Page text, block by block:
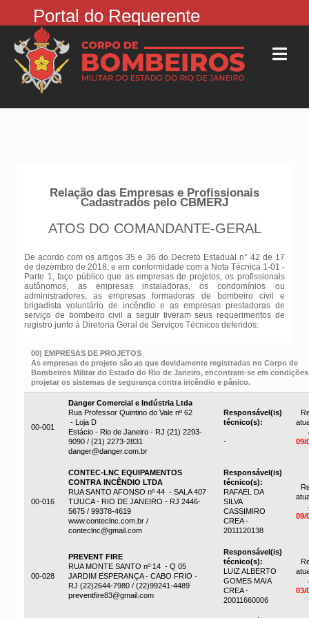
Portal do Requerente
Relação das Empresas e Profissionais
Cadastrados pelo CBMERJ
ATOS DO COMANDANTE-GERAL
De acordo com os artigos 35 e 36 do Decreto Estadual n° 42 de 17
de dezembro de 2018, e em conformidade com a Nota Técnica 1-01 -
Parte 1, faço público que as empresas de projetos, os profissionais
autônomos, as empresas instaladoras, os condomínios ou
administradores, as empresas formadoras de bombeiro civil e
brigadista voluntário de incêndio e as empresas prestadoras de
serviço de bombeiro civil a seguir tiveram seus requerimentos de
registro junto à Diretoria Geral de Serviços Técnicos deferidos:
00) EMPRESAS DE PROJETOS
As empresas de projeto são as que devidamente registradas no Corpo de
Bombeiros Militar do Estado do Rio de Janeiro, encontram-se em
projetar os sistemas de segurança contra incêndio e pânico.
00-001
Danger Comercial e Indústria Ltda
Rua Professor Quintino do Vale nº 62
- Loja D
Estácio - Rio de Janeiro - RJ (21) 2293-
9090 / (21) 2273-2831
danger@danger.com.br
Responsável(is)
técnico(s):
-
09/
00-016
CONTEC-LNC EQUIPAMENTOS
CONTRA INCÊNDIO LTDA
RUA SANTO AFONSO nº 44 - SALA 407
TIJUCA - RIO DE JANEIRO - RJ 2446-
5675 / 99378-4619
www.conteclnc.com.br /
conteclnc@gmail.com
Responsável(is)
técnico(s):
RAFAEL DA
SILVA
CASSIMIRO
CREA -
2011120138
09/
00-028
PREVENT FIRE
RUA MONTE SANTO nº 14 - Q 05
JARDIM ESPERANÇA - CABO FRIO -
RJ (22)2644-7980 / (22)99241-4489
preventfire83@gmail.com
Responsável(is)
técnico(s):
LUIZ ALBERTO
GOMES MAIA
CREA -
20011660006
03/